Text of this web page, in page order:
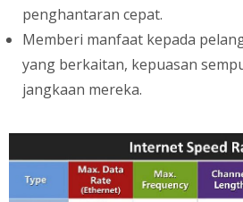
penghantaran cepat.
Memberi manfaat kepada
yang berkaitan, kepuasan
jangkaan mereka.